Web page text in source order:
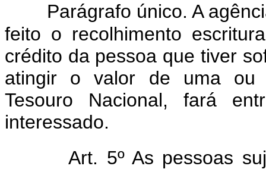
Parágrafo único. A
feito o recolhimento
crédito da pessoa que tiver
atingir o valor de uma ou
Tesouro Nacional, fará
interessado.
Art. 5º As pessoas